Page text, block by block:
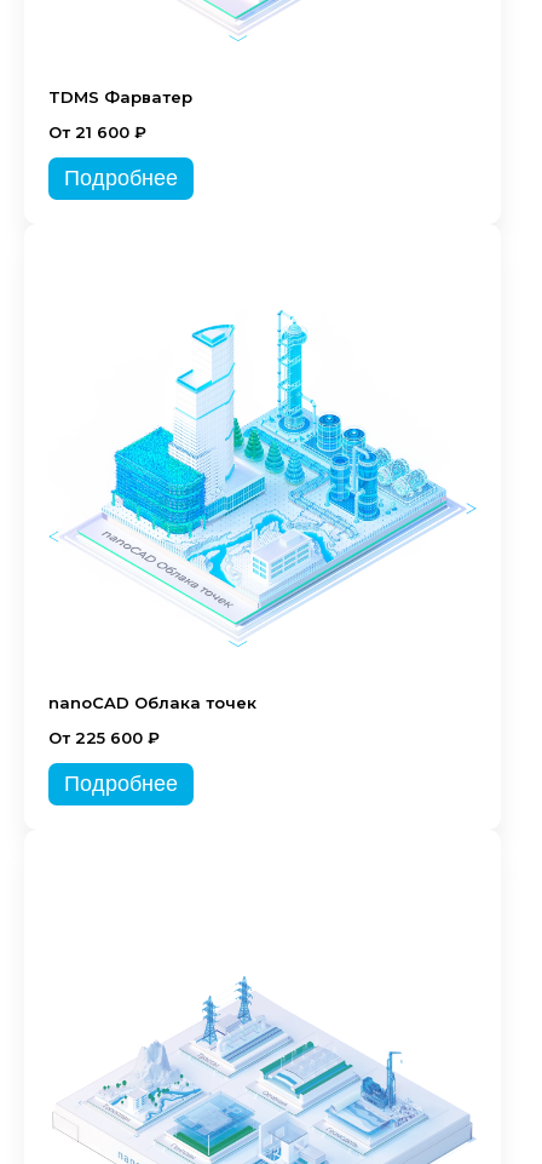
TDMS Фарватер
От 21 600 ₽
Подробнее
nanoCAD Облака точек
От 225 600 ₽
Подробнее